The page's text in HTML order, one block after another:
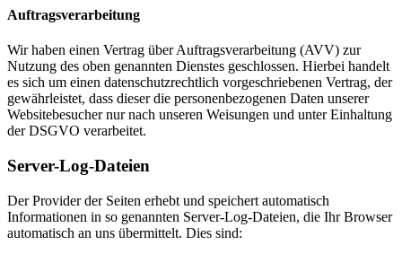
Auftragsverarbeitung
Wir haben einen Vertrag über Auftragsverarbeitung (AVV) zur
Nutzung des oben genannten Dienstes geschlossen. Hierbei handelt
es sich um einen datenschutzrechtlich vorgeschriebenen Vertrag, der
gewährleistet, dass dieser die personenbezogenen Daten unserer
Websitebesucher nur nach unseren Weisungen und unter Einhaltung
der DSGVO verarbeitet.
Server-Log-Dateien
Der Provider der Seiten erhebt und speichert automatisch
Informationen in so genannten Server-Log-Dateien, die Ihr Browser
automatisch an uns übermittelt. Dies sind: